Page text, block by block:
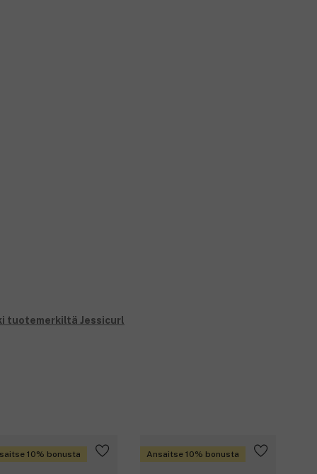
tuotemerkiltä Jessicurl
10% bonusta Ansaitse 10% bonusta